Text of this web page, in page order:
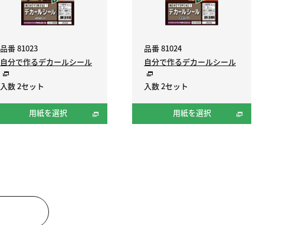
品番 81023
自分で作るデカールシール
入数 2セット
用紙を選択
品番 81024
自分で作るデカールシール
入数 2セット
用紙を選択